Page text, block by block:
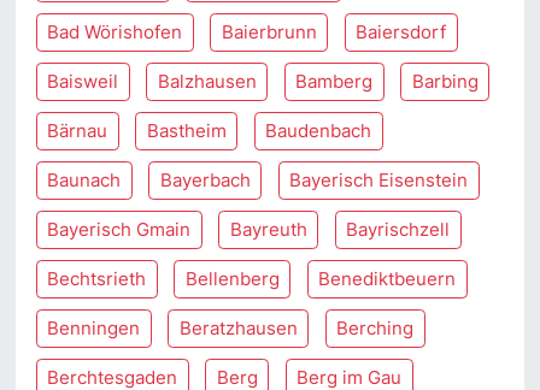
Bad Wörishofen Baierbrunn Baiersdorf
Baisweil Balzhausen Bamberg Barbing
Bärnau Bastheim Baudenbach
Baunach Bayerbach Bayerisch Eisenstein
Bayerisch Gmain Bayreuth Bayrischzell
Bechtsrieth Bellenberg Benediktbeuern
Benningen Beratzhausen Berching
Berchtesgaden Berg Berg im Gau